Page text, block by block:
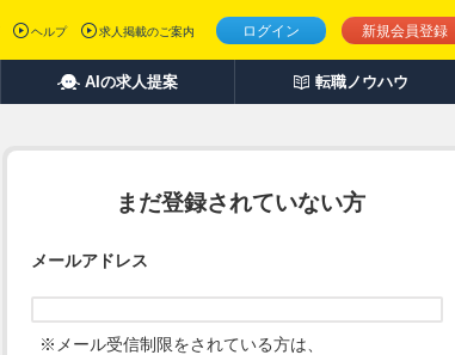
ログイン 新規会員登録
ヘルプ 求人掲載のご案内
AIの求人提案 転職ノウハウ
まだ登録されていない方
メールアドレス
※メール受信制限をされている方は、